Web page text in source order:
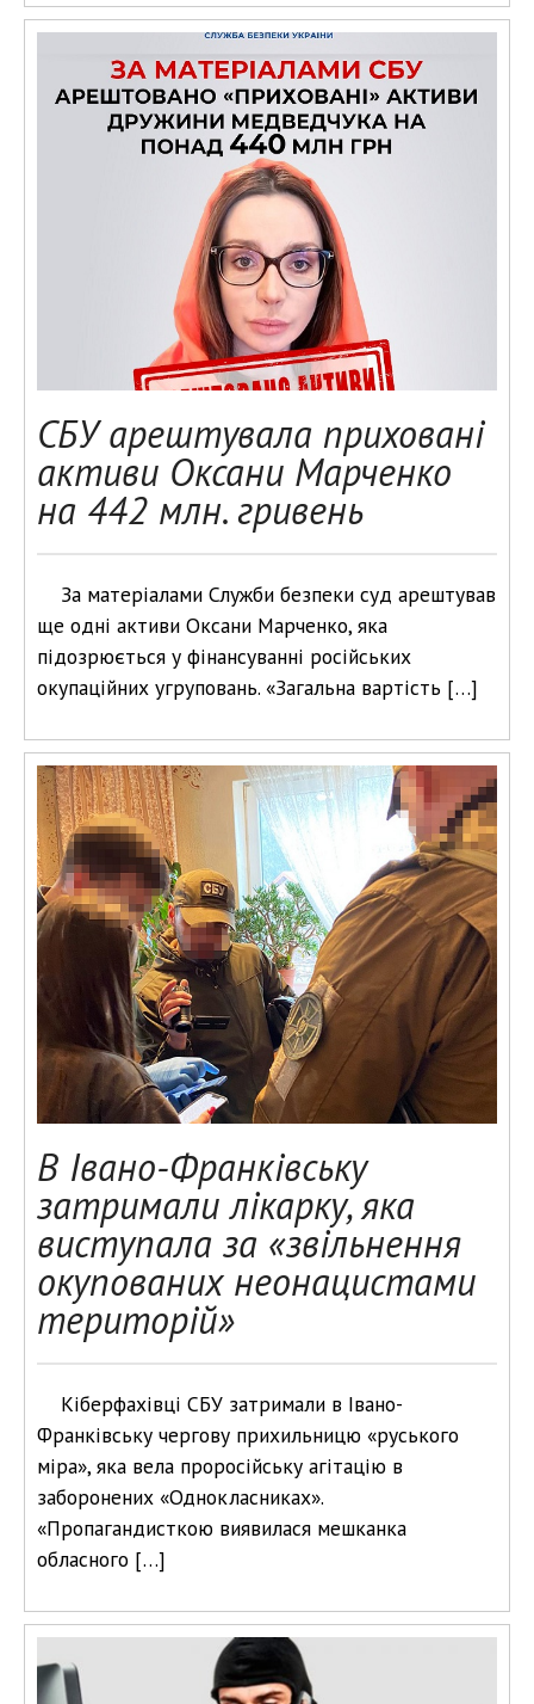
СБУ арештувала приховані
активи Оксани Марченко
на 442 млн. гривень
За матеріалами Служби безпеки суд арештував
ще одні активи Оксани Марченко, яка
підозрюється у фінансуванні російських
окупаційних угруповань. «Загальна вартість […]
В Івано-Франківську
затримали лікарку, яка
виступала за «звільнення
окупованих неонацистами
територій»
Кіберфахівці СБУ затримали в Івано-
Франківську чергову прихильницю «руського
міра», яка вела проросійську агітацію в
заборонених «Однокласниках».
«Пропагандисткою виявилася мешканка
обласного […]